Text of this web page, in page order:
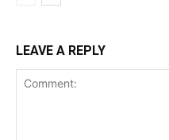
LEAVE A REPLY